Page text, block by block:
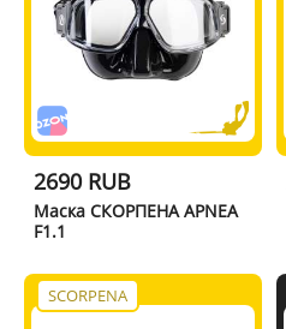
2690 RUB
Маска СКОРПЕНА APNEA
F1.1
SCORPENA